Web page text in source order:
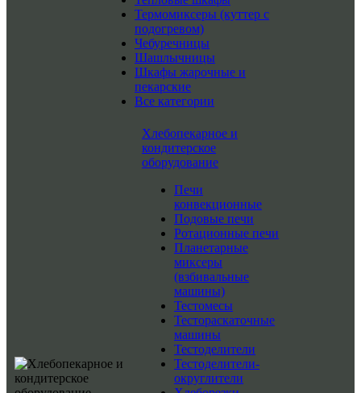
Термомиксеры (куттер с
подогревом)
Чебуречницы
Шашлычницы
Шкафы жарочные и
пекарские
Все категории
Хлебопекарное и
кондитерское
оборудование
Печи
конвекционные
Подовые печи
Ротационные печи
Планетарные
миксеры
(взбивальные
машины)
Тестомесы
Тестораскаточные
машины
Тестоделители
Тестоделители-
округлители